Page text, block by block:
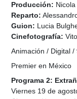
Producción:
Reparto:
Guion: Lucia
Cinefotografía:
Animación / Digital
Premier en México
Programa 2:
Viernes 19 de